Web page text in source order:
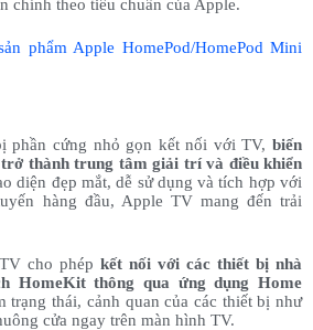
chỉnh theo tiêu chuẩn của Apple.
phẩm Apple HomePod/HomePod Mini
phần cứng nhỏ gọn kết nối với TV, biến
thành trung tâm giải trí và điều khiển
diện đẹp mắt, dễ sử dụng và tích hợp với
hàng đầu, Apple TV mang đến trải
cho phép kết nối với các thiết bị nhà
HomeKit thông qua ứng dụng Home
trạng thái, cảnh quan của các thiết bị như
cửa ngay trên màn hình TV.